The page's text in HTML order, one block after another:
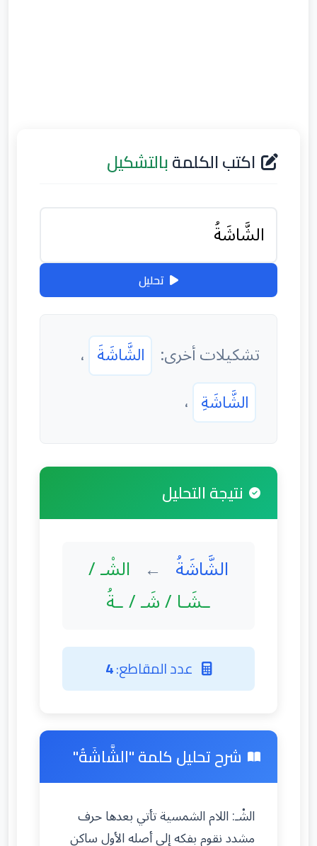
اكتب الكلمةبالتشكيل
تحليل
تشكيلات أخرى: الشَّاشَةَ ،
الشَّاشَةِ ،
نتيجة التحليل
الشَّاشَةُ ← الشْـ /
ـشَـا / شَـ / ـةُ
عدد المقاطع:4
شرح تحليل كلمة "الشَّاشَةُ"
الشْـ: اللام الشمسية تأتي بعدها حرف
مشدد نقوم بفكه إلى أصله الأول ساكن